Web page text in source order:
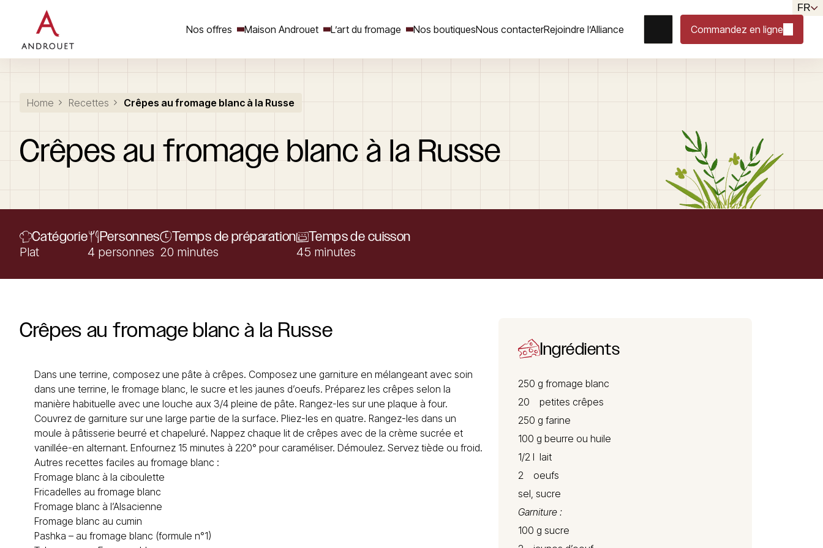
Nos offres Maison Androuet L’art du fromage Nos boutiquesNous contacterRejoindre l’Alliance Commandez en ligne
FR
Rechercher un mot clé
Home Recettes Crêpes au fromage blanc à la Russe
Crêpes au fromage blanc à la Russe
Catégorie
Plat
Personnes
4 personnes
Temps de préparation
20 minutes
Temps de cuisson
45 minutes
Crêpes au fromage blanc à la Russe
Dans une terrine, composez une pâte à crêpes. Composez une garniture en mélangeant avec soin
dans une terrine, le fromage blanc, le sucre et les jaunes d’oeufs. Préparez les crêpes selon la
manière habituelle avec une louche aux 3/4 pleine de pâte. Rangez-les sur une plaque à four.
Couvrez de garniture sur une large partie de la surface. Pliez-les en quatre. Rangez-les dans un
moule à pâtisserie beurré et chapeluré. Nappez chaque lit de crêpes avec de la crème sucrée et
vanillée-en alternant. Enfournez 15 minutes à 220° pour caraméliser. Démoulez. Servez tiède ou froid.
Autres recettes faciles au fromage blanc :
Fromage blanc à la ciboulette
Fricadelles au fromage blanc
Fromage blanc à l’Alsacienne
Fromage blanc au cumin
Pashka – au fromage blanc (formule n°1)
Ingrédients
250 g fromage blanc
20 petites crêpes
250 g farine
100 g beurre ou huile
1/2 l lait
2 oeufs
sel, sucre
Garniture :
100 g sucre